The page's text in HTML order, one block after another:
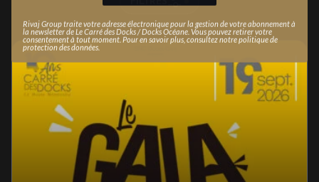
Rivaj Group traite votre adresse électronique pour la gestion de votre abonnement à
la newsletter deLe Carré des Docks / Docks Océane. Vous pouvez retirer votre
consentement à tout moment. Pour en savoir plus, consultez notrepolitique de
protection des données.